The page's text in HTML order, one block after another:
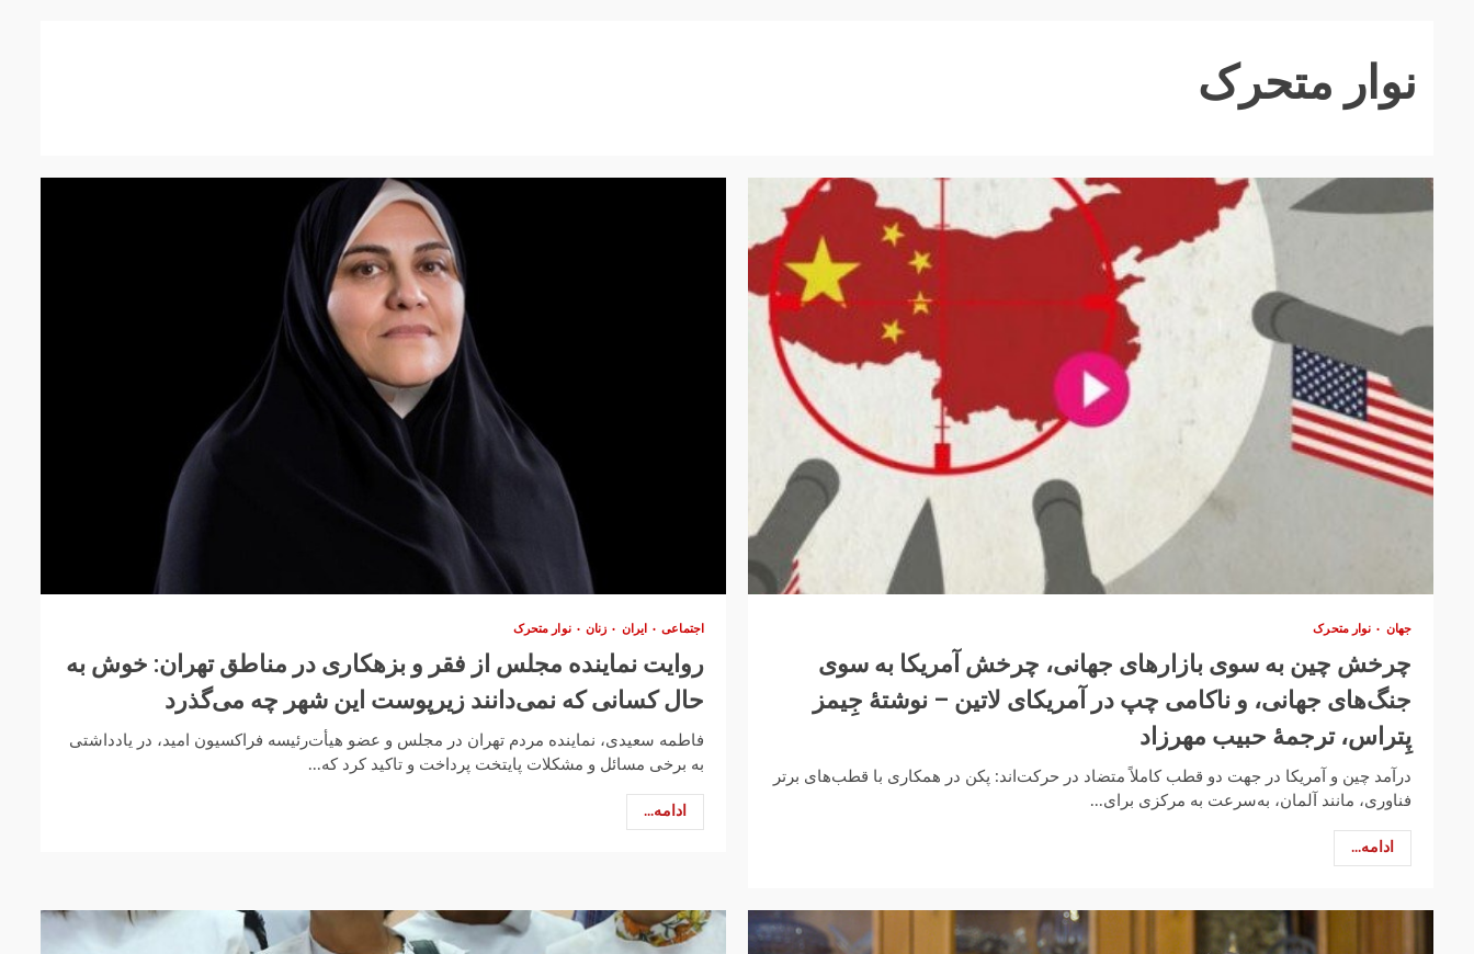
نوار متحرک
جهان نوار متحرک
چرخش چین به سوی بازارهای جهانی، چرخش آمریکا به سوی
جنگ‌های جهانی، و ناکامی چپ در آمریکای لاتین – نوشتهٔ جِیمز
پِتراس، ترجمهٔ حبیب مهرزاد
درآمد چین و آمریکا در جهت دو قطب کاملاً متضاد در حرکت‌اند:‌ پکن در همکاری با قطب‌های برتر
فناوری، مانند آلمان، به‌سرعت به مرکزی برای...
ادامه...
اجتماعی ایران زنان نوار متحرک
روایت نماینده مجلس از فقر و بزهکاری در مناطق تهران: خوش به
حال کسانی که نمی‌دانند زیرپوست این شهر چه می‌گذرد
فاطمه سعیدی، نماینده مردم تهران در مجلس و عضو هیأت‌رئیسه فراکسیون امید، در یادداشتی
به برخی مسائل و مشکلات پایتخت پرداخت و تاکید کرد که...
ادامه...